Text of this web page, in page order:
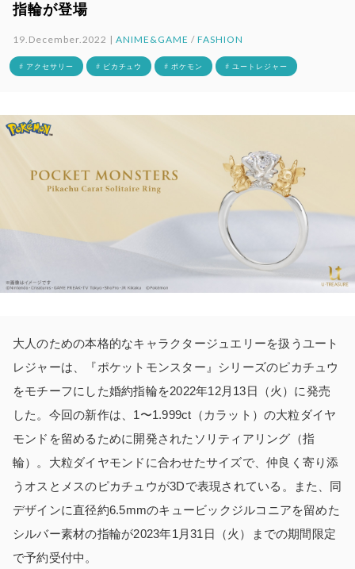
指輪が登場
19.December.2022 |ANIME&GAME / FASHION
# アクセサリー # ピカチュウ # ポケモン # ユートレジャー
大人のための本格的なキャラクタージュエリーを扱うユート
レジャーは、『ポケットモンスター』シリーズのピカチュウ
をモチーフにした婚約指輪を2022年12月13日（火）に発売
した。今回の新作は、1〜1.999ct（カラット）の大粒ダイヤ
モンドを留めるために開発されたソリティアリング（指
輪）。大粒ダイヤモンドに合わせたサイズで、仲良く寄り添
うオスとメスのピカチュウが3Dで表現されている。また、同
デザインに直径約6.5mmのキュービックジルコニアを留めた
シルバー素材の指輪が2023年1月31日（火）までの期間限定
で予約受付中。